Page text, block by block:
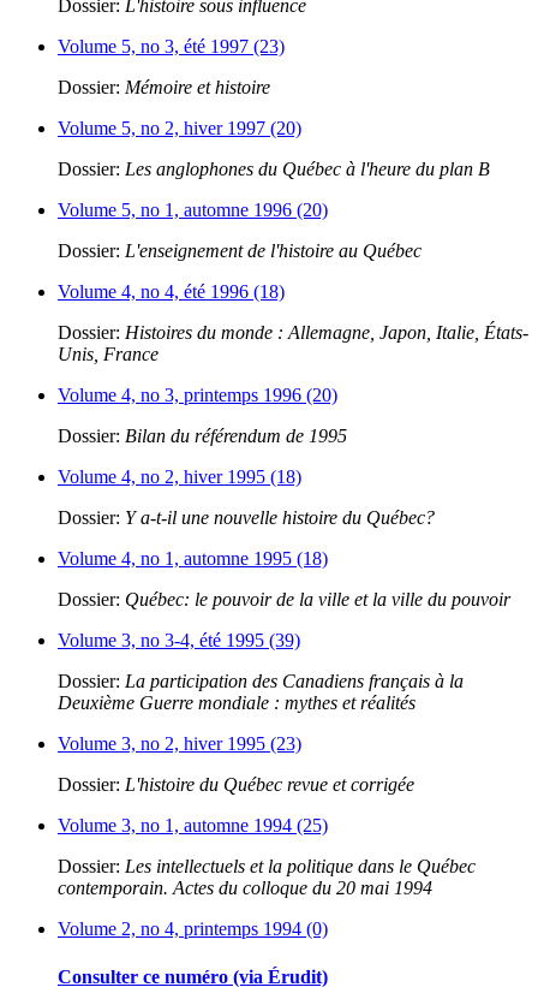
Dossier: L'histoire sous influence
Volume 5, no 3, été 1997 (23)
Dossier: Mémoire et histoire
Volume 5, no 2, hiver 1997 (20)
Dossier: Les anglophones du Québec à l'heure du plan B
Volume 5, no 1, automne 1996 (20)
Dossier: L'enseignement de l'histoire au Québec
Volume 4, no 4, été 1996 (18)
Dossier: Histoires du monde : Allemagne, Japon, Italie, États-
Unis, France
Volume 4, no 3, printemps 1996 (20)
Dossier: Bilan du référendum de 1995
Volume 4, no 2, hiver 1995 (18)
Dossier: Y a-t-il une nouvelle histoire du Québec?
Volume 4, no 1, automne 1995 (18)
Dossier: Québec: le pouvoir de la ville et la ville du pouvoir
Volume 3, no 3-4, été 1995 (39)
Dossier: La participation des Canadiens français à la
Deuxième Guerre mondiale : mythes et réalités
Volume 3, no 2, hiver 1995 (23)
Dossier: L'histoire du Québec revue et corrigée
Volume 3, no 1, automne 1994 (25)
Dossier: Les intellectuels et la politique dans le Québec
contemporain. Actes du colloque du 20 mai 1994
Volume 2, no 4, printemps 1994 (0)
Consulter ce numéro (via Érudit)